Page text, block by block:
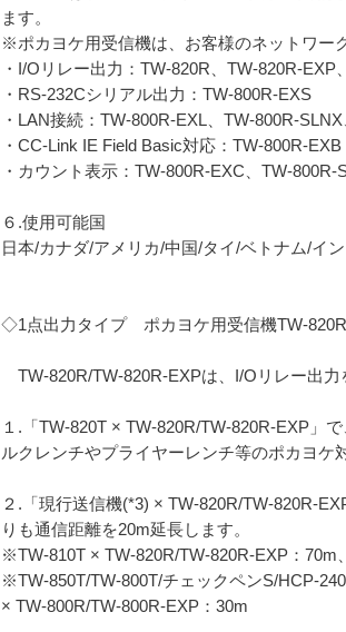
ます。
※ポカヨケ用受信機は、お客様のネットワー
・I/Oリレー出力：TW-820R、TW-820R-EXP
・RS-232Cシリアル出力：TW-800R-EXS
・LAN接続：TW-800R-EXL、TW-800R-
・CC-Link IE Field Basic対応：TW-800R-EXB
・カウント表示：TW-800R-EXC、TW-800R-
６.使用可能国
日本/カナダ/アメリカ/中国/タイ/ベトナム/イ
◇1点出力タイプ ポカヨケ用受信機TW-
TW-820R/TW-820R-EXPは、I/Oリレー出力
１.「TW-820T × TW-820R/TW-820R-EXP」
ルクレンチやプライヤーレンチ等のポカヨケ
２.「現行送信機(*3) × TW-820R/TW-820R-
りも通信距離を20m延長します。
※TW-810T × TW-820R/TW-820R-EXP：70m
※TW-850T/TW-800T/チェックペンS/HCP-
× TW-800R/TW-800R-EXP：30m